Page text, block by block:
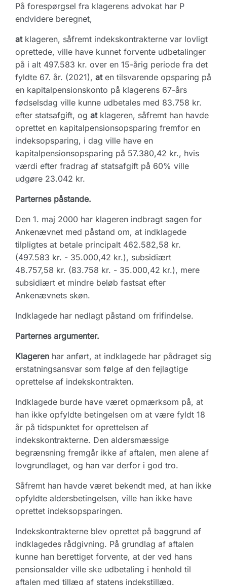
På forespørgsel fra klagerens advokat har P
endvidere beregnet,
atklageren, såfremt indekskontrakterne var lovligt
oprettede, ville have kunnet forvente udbetalinger
på i alt 497.583 kr. over en 15-årig periode fra det
fyldte 67. år. (2021), aten tilsvarende opsparing på
en kapitalpensionskonto på klagerens 67-års
fødselsdag ville kunne udbetales med 83.758 kr.
efter statsafgift, og atklageren, såfremt han havde
oprettet en kapitalpensionsopsparing fremfor en
indeksopsparing, i dag ville have en
kapitalpensionsopsparing på 57.380,42 kr., hvis
værdi efter fradrag af statsafgift på 60% ville
udgøre 23.042 kr.
Parternes påstande.
Den 1. maj 2000 har klageren indbragt sagen for
Ankenævnet med påstand om, at indklagede
tilpligtes at betale principalt 462.582,58 kr.
(497.583 kr. - 35.000,42 kr.), subsidiært
48.757,58 kr. (83.758 kr. - 35.000,42 kr.), mere
subsidiært et mindre beløb fastsat efter
Ankenævnets skøn.
Indklagede har nedlagt påstand om frifindelse.
Parternes argumenter.
Klageren har anført, at indklagede har pådraget sig
erstatningsansvar som følge af den fejlagtige
oprettelse af indekskontrakten.
Indklagede burde have været opmærksom på, at
han ikke opfyldte betingelsen om at være fyldt 18
år på tidspunktet for oprettelsen af
indekskontrakterne. Den aldersmæssige
begrænsning fremgår ikke af aftalen, men alene af
lovgrundlaget, og han var derfor i god tro.
Såfremt han havde været bekendt med, at han ikke
opfyldte aldersbetingelsen, ville han ikke have
oprettet indeksopsparingen.
Indekskontrakterne blev oprettet på baggrund af
indklagedes rådgivning. På grundlag af aftalen
kunne han berettiget forvente, at der ved hans
pensionsalder ville ske udbetaling i henhold til
aftalen med tillæg af statens indekstillæg.